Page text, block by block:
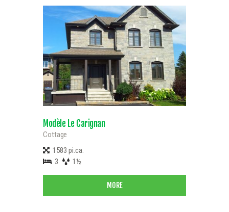
Modèle Le Carignan
Cottage
1583 pi.ca.
3
1½
MORE